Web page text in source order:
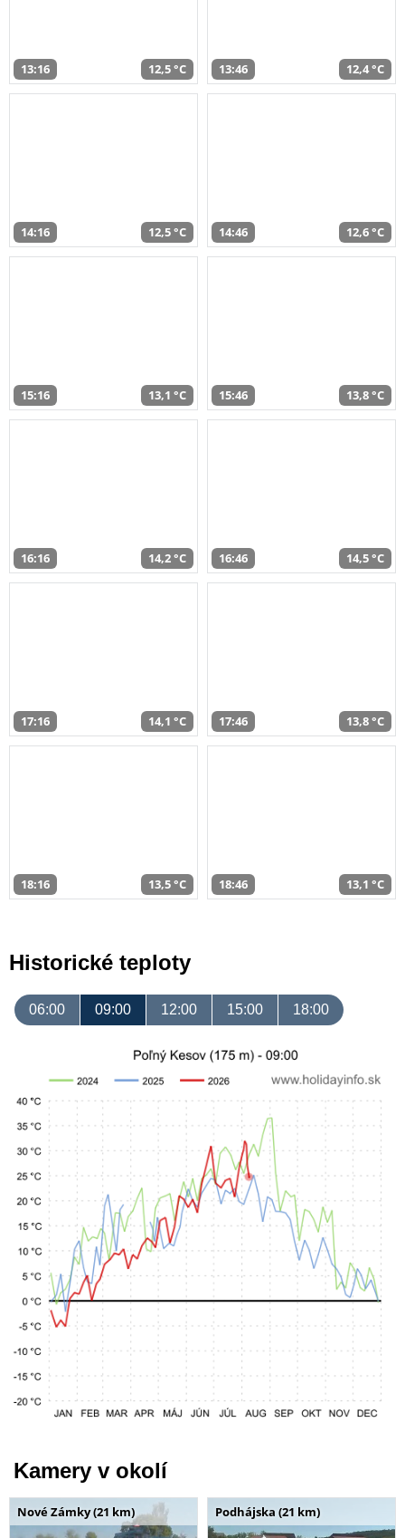
13:16 12,5 °C 13:46 12,4 °C
14:16 12,5 °C 14:46 12,6 °C
15:16 13,1 °C 15:46 13,8 °C
16:16 14,2 °C 16:46 14,5 °C
17:16 14,1 °C 17:46 13,8 °C
18:16 13,5 °C 18:46 13,1 °C
Historické teploty
06:00 09:00 12:00 15:00 18:00
Kamery v okolí
Nové Zámky (21 km) Podhájska (21 km)